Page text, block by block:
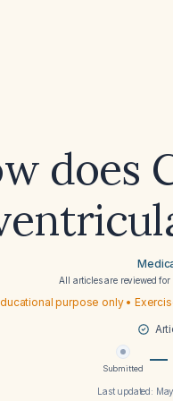
does
All articles are reviewed
purpose only •
Submitted
Last updated: